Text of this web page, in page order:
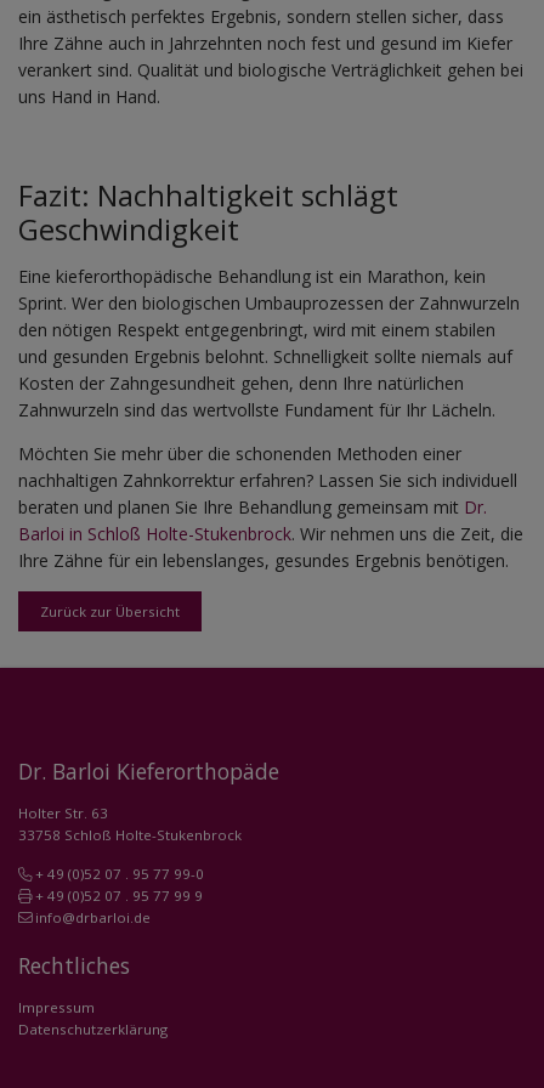
Zurück zur Übersicht
ein ästhetisch perfektes Ergebnis, sondern stellen sicher, dass
Ihre Zähne auch in Jahrzehnten noch fest und gesund im Kiefer
verankert sind. Qualität und biologische Verträglichkeit gehen bei
uns Hand in Hand.
Fazit: Nachhaltigkeit schlägt
Geschwindigkeit
Eine kieferorthopädische Behandlung ist ein Marathon, kein
Sprint. Wer den biologischen Umbauprozessen der Zahnwurzeln
den nötigen Respekt entgegenbringt, wird mit einem stabilen
und gesunden Ergebnis belohnt. Schnelligkeit sollte niemals auf
Kosten der Zahngesundheit gehen, denn Ihre natürlichen
Zahnwurzeln sind das wertvollste Fundament für Ihr Lächeln.
Möchten Sie mehr über die schonenden Methoden einer
nachhaltigen Zahnkorrektur erfahren? Lassen Sie sich individuell
beraten und planen Sie Ihre Behandlung gemeinsam mit Dr.
Barloi in Schloß Holte-Stukenbrock. Wir nehmen uns die Zeit, die
Ihre Zähne für ein lebenslanges, gesundes Ergebnis benötigen.
Dr. Barloi Kieferorthopäde
Holter Str. 63
33758 Schloß Holte-Stukenbrock
+ 49 (0)52 07 . 95 77 99-0
+ 49 (0)52 07 . 95 77 99 9
info@drbarloi.de
Rechtliches
Impressum
Datenschutzerklärung